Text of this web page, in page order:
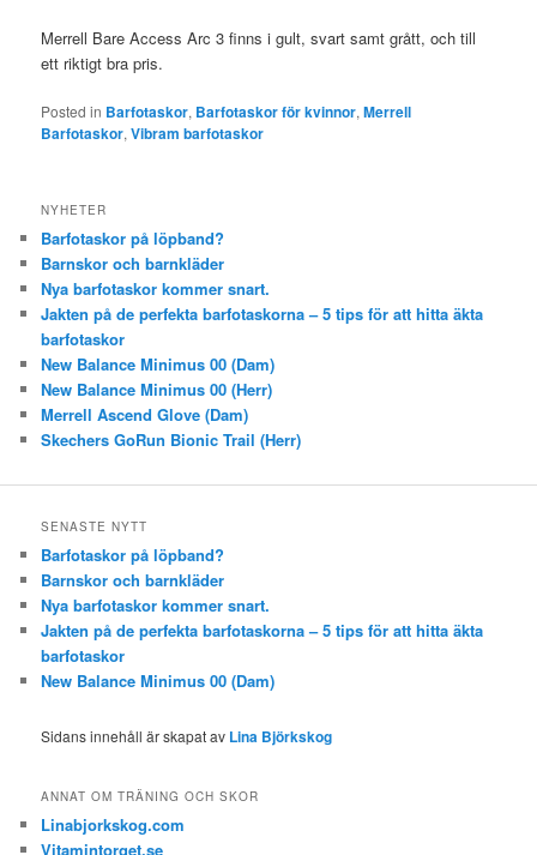
Merrell Bare Access Arc 3 finns i gult, svart samt grått, och till
ett riktigt bra pris.
Posted in Barfotaskor, Barfotaskor för kvinnor,Merrell
Barfotaskor,Vibram barfotaskor
NYHETER
Barfotaskor på löpband?
Barnskor och barnkläder
Nya barfotaskor kommer snart.
Jakten på de perfekta barfotaskorna – 5 tips för att hitta äkta
barfotaskor
New Balance Minimus 00 (Dam)
New Balance Minimus 00 (Herr)
Merrell Ascend Glove (Dam)
Skechers GoRun Bionic Trail (Herr)
SENASTE NYTT
Barfotaskor på löpband?
Barnskor och barnkläder
Nya barfotaskor kommer snart.
Jakten på de perfekta barfotaskorna – 5 tips för att hitta äkta
barfotaskor
New Balance Minimus 00 (Dam)
Sidans innehåll är skapat av Lina Björkskog
ANNAT OM TRÄNING OCH SKOR
Linabjorkskog.com
Vitamintorget.se